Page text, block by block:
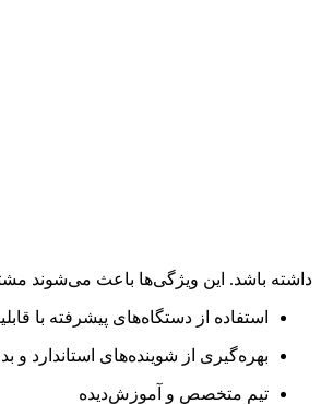
داشته باشد. این ویژگی‌ها باعث می‌شوند
استفاده از دستگاه‌های پیشرفته با
بهره‌گیری از شوینده‌های استاندارد و
تیم متخصص و آموزش‌دیده